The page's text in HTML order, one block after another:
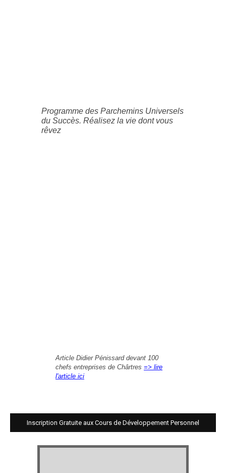
Programme des Parchemins Universels
du Succès. Réalisez la vie dont vous
rêvez
Article Didier Pénissard devant 100
chefs entreprises de Chârtres => lire
l'article ici
Inscription Gratuite aux Cours de Développement Personnel